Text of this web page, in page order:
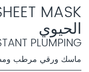
الحيوي
PLUMPING
ماسك ورقي مرطب